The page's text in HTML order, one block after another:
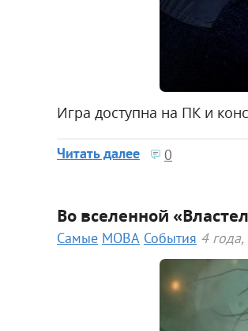
Игра доступна на ПК и
Читать далее 0
Во вселенной
Самые MOBA События 4